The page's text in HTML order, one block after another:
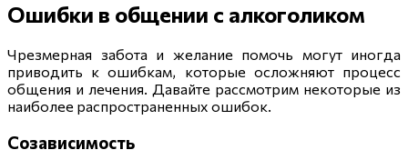
Ошибки в общении с алкоголиком
Чрезмерная забота и желание помочь могут иногда
приводить к ошибкам, которые осложняют процесс
общения и лечения. Давайте рассмотрим некоторые из
наиболее распространенных ошибок.
Созависимость